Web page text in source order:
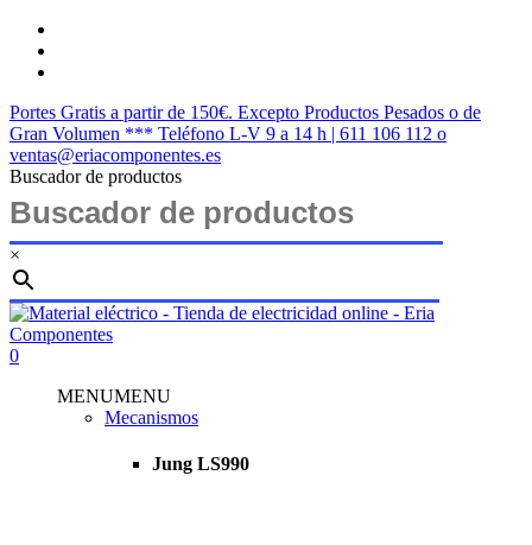
Saltar
contenido
Portes Gratis a partir de 150€. Excepto Productos Pesados o de
Gran Volumen *** Teléfono L-V 9 a 14 h | 611 106 112 o
ventas@eriacomponentes.es
Buscador de productos
×
Cerrar
búsqueda
buscar
account
0
MENUMENU
Mecanismos
Jung LS990